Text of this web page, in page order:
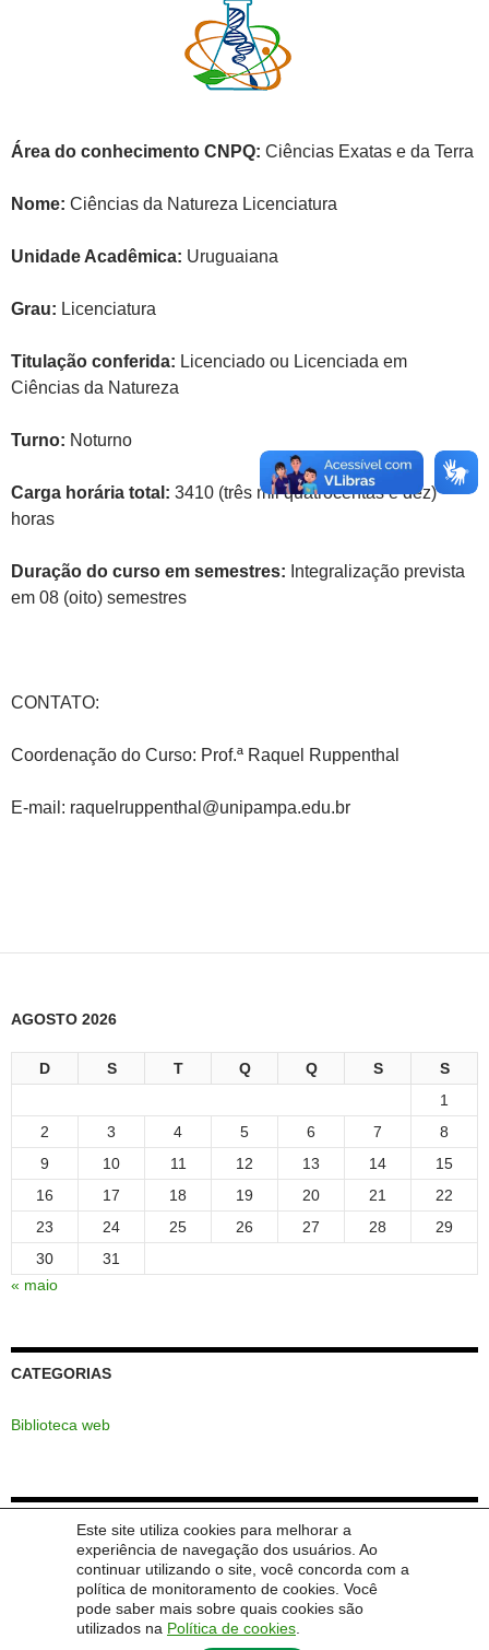
Este site utiliza cookies para melhorar a
experiência de navegação dos usuários. Ao
continuar utilizando o site, você concorda com a
política de monitoramento de cookies. Você
pode saber mais sobre quais cookies são
utilizados na Política de cookies
Área do conhecimento CNPQ: Ciências Exatas e da Terra
Nome: Ciências da Natureza Licenciatura
Unidade Acadêmica: Uruguaiana
Grau: Licenciatura
Titulação conferida: Licenciado ou Licenciada em
Ciências da Natureza
Turno: Noturno
Carga horária total: 3410 (três mil quatrocentas e dez)
horas
Duração do curso em semestres: Integralização prevista
em 08 (oito) semestres
CONTATO:
Coordenação do Curso: Prof.ª Raquel Ruppenthal
E-mail: raquelruppenthal@unipampa.edu.br
AGOSTO 2026
D S T Q Q S
S
1
2
3 4 5 6 7
8
9
10 11 12 13 14
15
16
17 18 19 20 21
22
23
24 25 26 27 28
29
30
31
« maio
CATEGORIAS
Biblioteca web
POSTS RECENTES
Licenciatura em Ciências da Natureza UNIPAMPA-UAB